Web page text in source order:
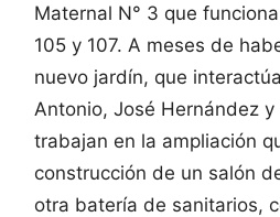
Maternal N° 3 que
105 y 107. A meses de
nuevo jardín, que
Antonio, José Hernández
trabajan en la ampliación
construcción de un salón
otra batería de sanitarios,